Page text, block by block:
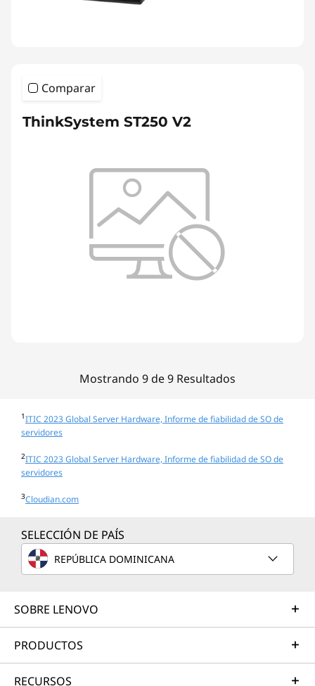
Comparar
ThinkSystem ST250 V2
Mostrando 9 de 9 Resultados
1ITIC 2023 Global Server Hardware, Informe de fiabilidad de SO de
servidores
2ITIC 2023 Global Server Hardware, Informe de fiabilidad de SO de
servidores
3Cloudian.com
SELECCIÓN DE PAÍS
REPÚBLICA DOMINICANA
SOBRE LENOVO
PRODUCTOS
RECURSOS